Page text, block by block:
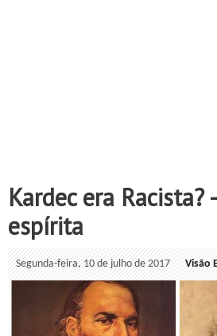
Kardec era Racista?
espírita
Segunda-feira, 10 de julho de 2017 Visão